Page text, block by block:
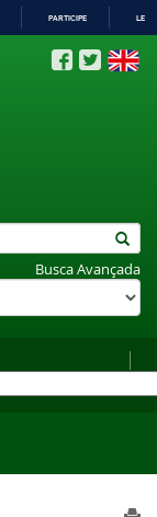
PARTICIPE
Busca Avançada